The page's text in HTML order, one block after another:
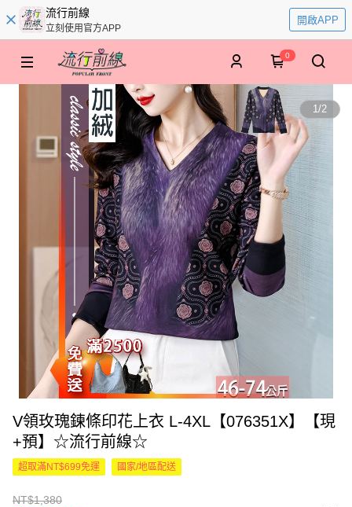
流行前線
立刻使用官方APP
開啟APP
0
1/2
V領玫瑰鍊條印花上衣 L-4XL【076351X】【現
+預】☆流行前線☆
超取滿NT$699免運 國家/地區配送
NT$1,380